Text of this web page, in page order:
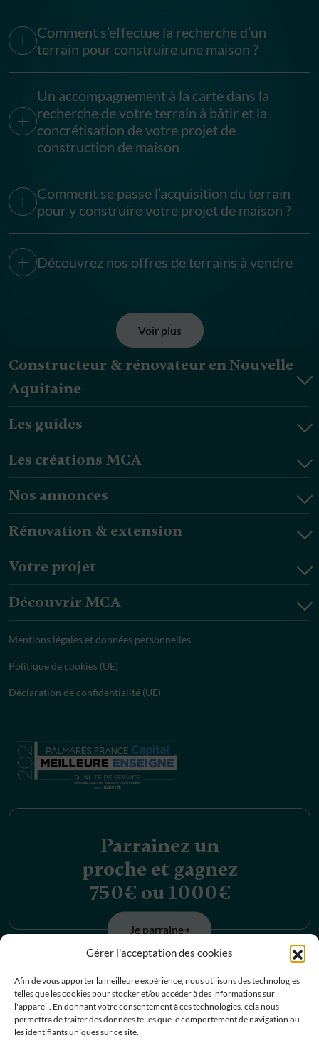
Gérer l'acceptation des cookies
Afin de vous apporter la meilleure expérience, nous utilisons des technologies
telles que les cookies pour stocker et/ou accéder à des informations sur
l'appareil. En donnant votre consentement à ces technologies, cela nous
permettra de traiter des données telles que le comportement de navigation ou
les identifiants uniques sur ce site.
Comment s’effectue la recherche d’un
terrain pour construire une maison ?
Un accompagnement à la carte dans la
recherche de votre terrain à bâtir et la
concrétisation de votre projet de
construction de maison
Comment se passe l’acquisition du terrain
pour y construire votre projet de maison ?
Découvrez nos offres de terrains à vendre
Voir plus
Constructeur & rénovateur en Nouvelle
Aquitaine
Les guides
Les créations MCA
Nos annonces
Rénovation & extension
Votre projet
Découvrir MCA
Mentions légales et données personnelles
Politique de cookies (UE)
Déclaration de confidentialité (UE)
Parrainez un
proche et gagnez
750€ ou 1000€
Je parraine
Découvrez nos
offres d’emplois